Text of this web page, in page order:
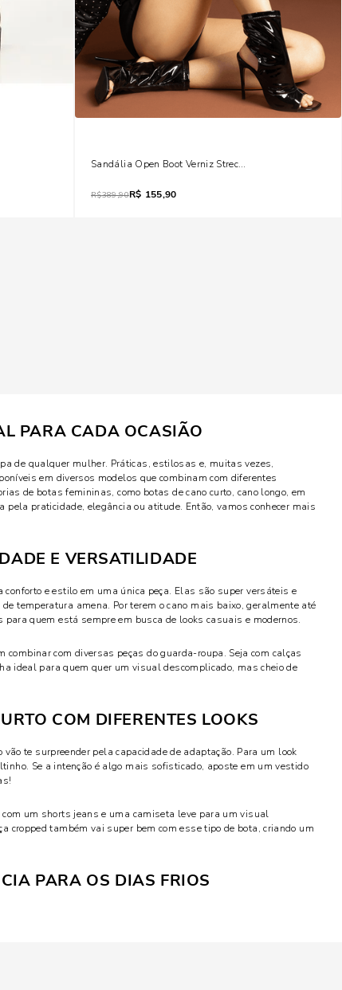
Bloco Baixo Sandália Open Boot Verniz Strech Preto Salto Alto Fino
R$389,90R$ 155,90
PARA CADA OCASIÃO
de qualquer mulher. Práticas, estilosas e, muitas vezes,
em diversos modelos que combinam com diferentes
de botas femininas, como botas de cano curto, cano longo, em
pela praticidade, elegância ou atitude. Então, vamos conhecer mais
E VERSATILIDADE
e estilo em uma única peça. Elas são super versáteis e
temperatura amena. Por terem o cano mais baixo, geralmente até
quem está sempre em busca de looks casuais e modernos.
com diversas peças do guarda-roupa. Seja com calças
ideal para quem quer um visual descomplicado, mas cheio de
COM DIFERENTES LOOKS
te surpreender pela capacidade de adaptação. Para um look
Se a intenção é algo mais sofisticado, aposte em um vestido
um shorts jeans e uma camiseta leve para um visual
cropped também vai super bem com esse tipo de bota, criando um
PARA OS DIAS FRIOS
destaque. Além de protegerem do frio, elas trazem um ar de
a panturrilha ou até mesmo o joelho, e podem ser usadas